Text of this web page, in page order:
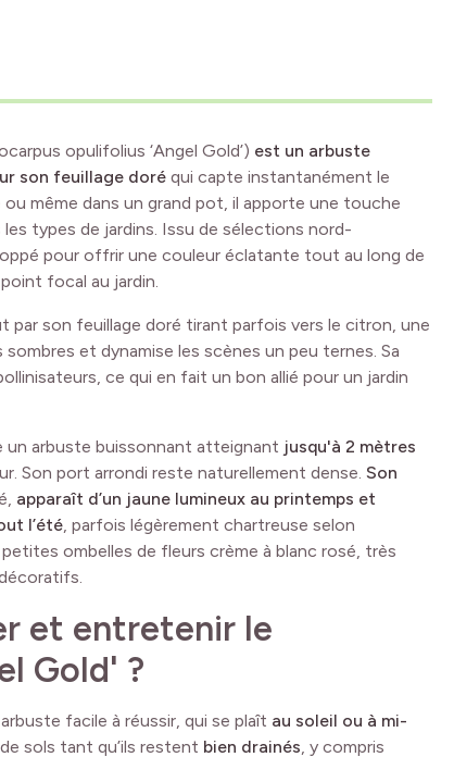
opulifolius ‘Angel Gold’) est un arbuste
son feuillage doré qui capte instantanément le
ou même dans un grand pot, il apporte une touche
types de jardins. Issu de sélections nord-
pour offrir une couleur éclatante tout au long de
focal au jardin.
par son feuillage doré tirant parfois vers le citron, une
et dynamise les scènes un peu ternes. Sa
ce qui en fait un bon allié pour un jardin
un arbuste buissonnant atteignant jusqu'à 2 mètres
Son port arrondi reste naturellement dense. Son
apparaît d’un jaune lumineux au printemps et
l’été, parfois légèrement chartreuse selon
ombelles de fleurs crème à blanc rosé, très
et entretenir le
Gold' ?
facile à réussir, qui se plaît au soleil ou à mi-
sols tant qu’ils restent bien drainés, y compris